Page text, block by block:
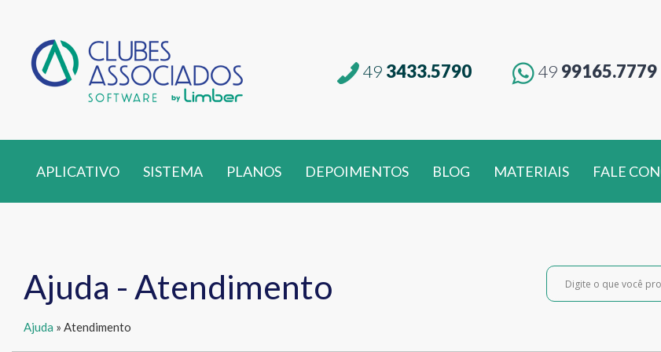
49 3433.5790 49 99165.7779
APLICATIVO SISTEMA PLANOS DEPOIMENTOS BLOG MATERIAIS FALE
Ajuda - Atendimento
Ajuda » Atendimento